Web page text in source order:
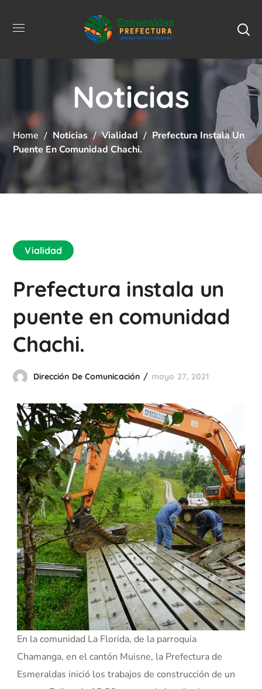
Noticias
Home Noticias Vialidad
Prefectura Instala Un
Puente En Comunidad Chachi.
Vialidad
Prefectura instala un
puente en comunidad
Chachi.
Dirección De Comunicación mayo 27, 2021
En la comunidad La Florida, de la parroquia
Chamanga, en el cantón Muisne, la Prefectura de
Esmeraldas inició los trabajos de construcción de un